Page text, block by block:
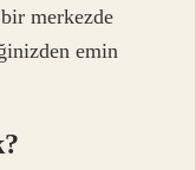
merkezde
emin